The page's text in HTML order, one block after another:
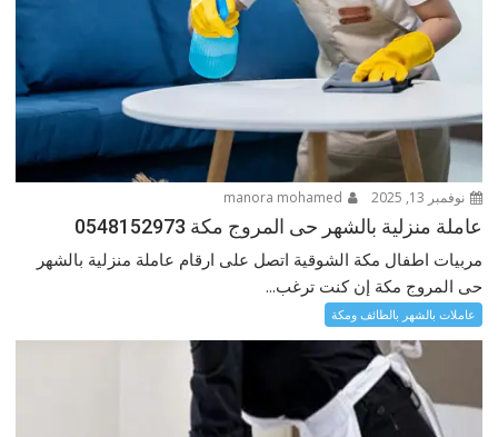
نوفمبر 13, 2025
عاملة منزلية بالشهر حى المروج مكة 0548152973
مربيات اطفال مكة الشوقية اتصل على ارقام عاملة منزلية بالشهر
حى المروج مكة إن كنت ترغب...
عاملات بالشهر بالطائف ومكة